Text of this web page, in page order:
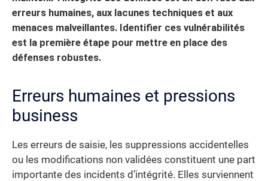
erreurs humaines, aux lacunes techniques et aux
menaces malveillantes. Identifier ces vulnérabilités
est la première étape pour mettre en place des
défenses robustes.
Erreurs humaines et pressions
business
Les erreurs de saisie, les suppressions accidentelles
ou les modifications non validées constituent une part
importante des incidents d’intégrité. Elles surviennent